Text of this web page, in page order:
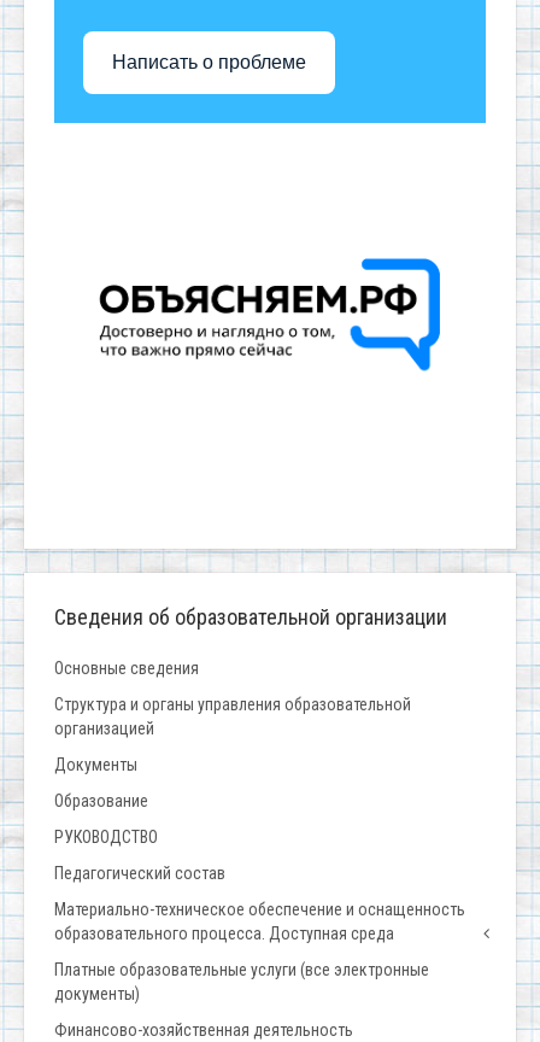
Написать о проблеме
Сведения об образовательной организации
Основные сведения
Структура и органы управления образовательной
организацией
Документы
Образование
РУКОВОДСТВО
Педагогический состав
Материально-техническое обеспечение и оснащенность
образовательного процесса. Доступная среда
Платные образовательные услуги (все электронные
документы)
Финансово-хозяйственная деятельность